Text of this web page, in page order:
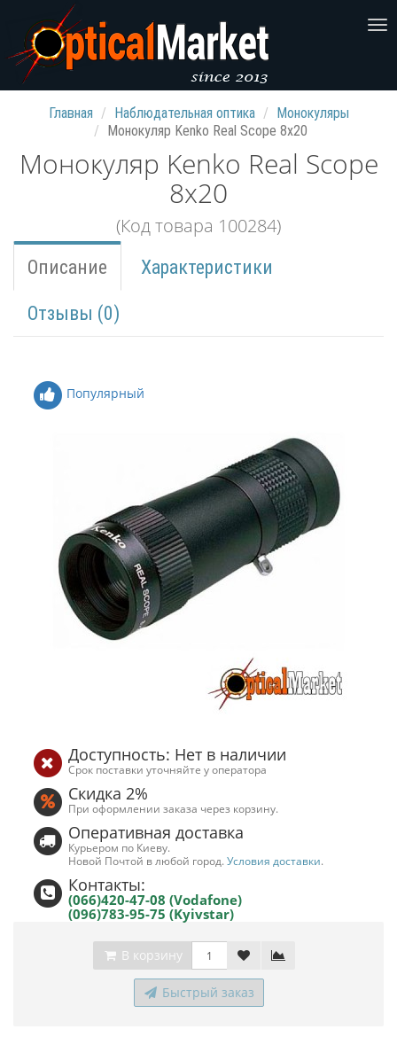
Главная Наблюдательная оптика
Монокуляры
Монокуляр Kenko Real Scope 8x20
Монокуляр Kenko Real Scope
8x20
(Код товара 100284)
Описание Характеристики
Отзывы (0)
Популярный
Доступность: Нет в наличии
Срок поставки уточняйте у оператора
Скидка 2%
При оформлении заказа через корзину.
Оперативная доставка
Курьером по Киеву.
Новой Почтой в любой город.Условия доставки.
Контакты:
(066)420-47-08 (Vodafone)
(096)783-95-75 (Kyivstar)
В корзину
Быстрый заказ